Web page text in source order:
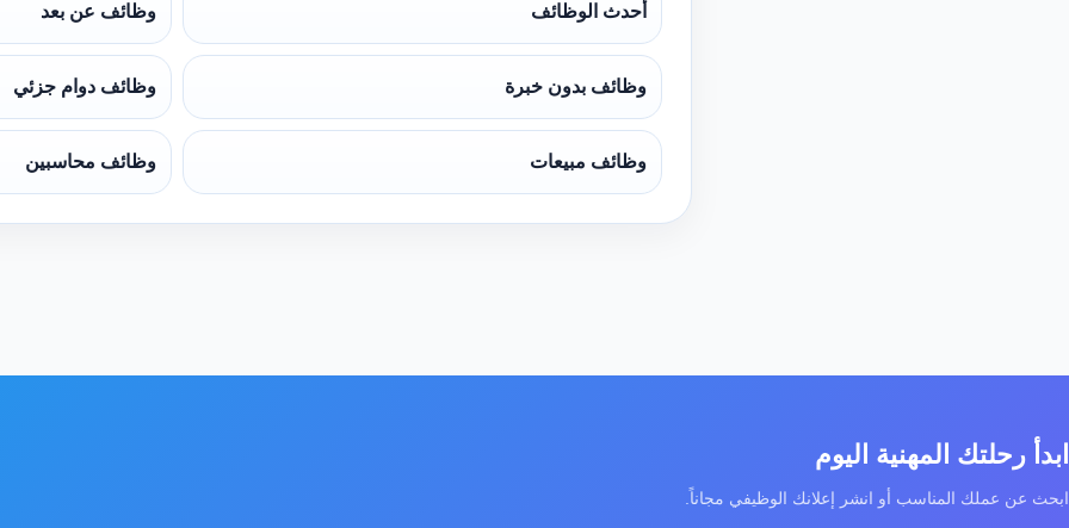
أحدث الوظائف وظائف عن بعد
وظائف بدون خبرة وظائف دوام جزئي
وظائف مبيعات وظائف محاسبين
ابدأ رحلتك المهنية اليوم
ابحث عن عملك المناسب أو انشر إعلانك الوظيفي مجاناً.